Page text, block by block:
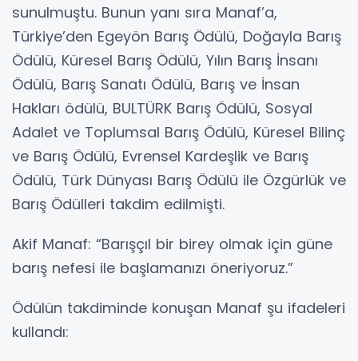
sunulmuştu. Bunun yanı sıra Manaf’a,
Türkiye’den Egeyön Barış Ödülü, Doğayla Barış
Ödülü, Küresel Barış Ödülü, Yılın Barış İnsanı
Ödülü, Barış Sanatı Ödülü, Barış ve İnsan
Hakları ödülü, BULTÜRK Barış Ödülü, Sosyal
Adalet ve Toplumsal Barış Ödülü, Küresel Bilinç
ve Barış Ödülü, Evrensel Kardeşlik ve Barış
Ödülü, Türk Dünyası Barış Ödülü ile Özgürlük ve
Barış Ödülleri takdim edilmişti.
Akif Manaf: “Barışçıl bir birey olmak için güne
barış nefesi ile başlamanızı öneriyoruz.”
Ödülün takdiminde konuşan Manaf şu ifadeleri
kullandı: